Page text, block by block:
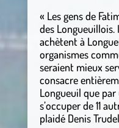
« Les gens de
des Longueuillois.
achètent à
organismes
seraient mieux
consacre
Longueuil que
s’occuper de 11
plaidé Denis